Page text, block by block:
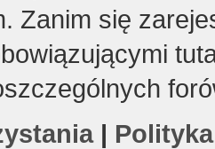
Zanim się
|